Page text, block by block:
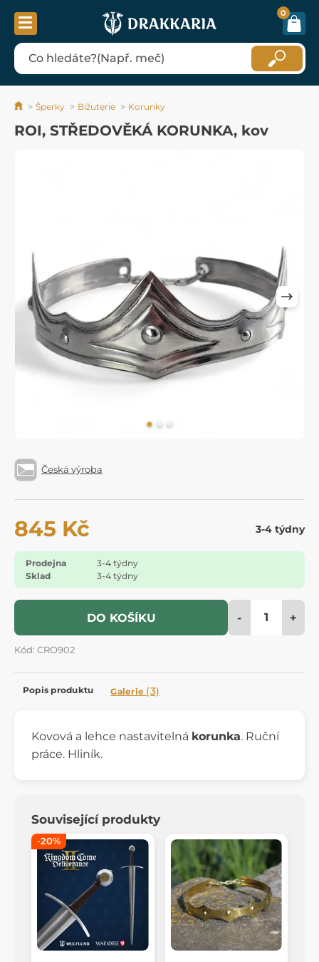
0
Šperky Bižuterie Korunky
ROI, STŘEDOVĚKÁ KORUNKA, kov
Česká výroba
845 Kč 3-4 týdny
Prodejna
3-4 týdny
Sklad
3-4 týdny
DO KOŠÍKU - +
Kód: CRO902
Popis produktu Galerie (3)
Kovová a lehce nastavitelná korunka. Ruční
práce. Hliník.
Související produkty
-20%